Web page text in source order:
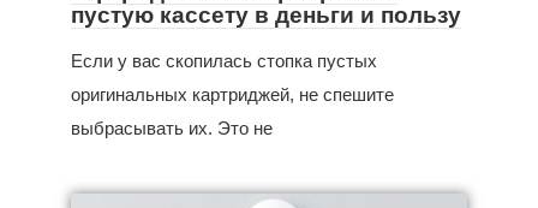
пустую кассету в деньги и пользу
Если у вас скопилась стопка пустых
оригинальных картриджей, не спешите
выбрасывать их. Это не